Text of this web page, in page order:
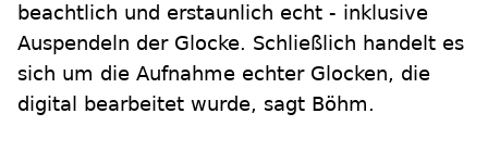
beachtlich und erstaunlich echt - inklusive
Auspendeln der Glocke. Schließlich handelt es
sich um die Aufnahme echter Glocken, die
digital bearbeitet wurde, sagt Böhm.